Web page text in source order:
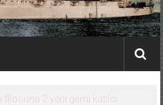
filosuna 2 yeni gemi katıldı